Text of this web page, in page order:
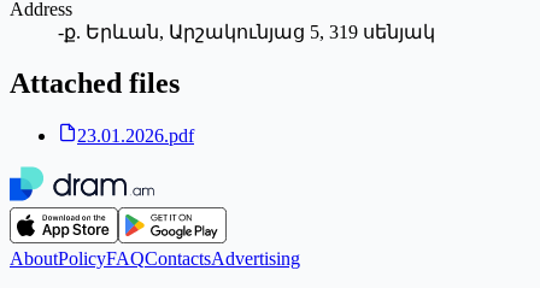
Address
-ք. Երևան, Արշակունյաց 5, 319 սենյակ
Attached files
23.01.2026.pdf
AboutPolicyFAQContactsAdvertising